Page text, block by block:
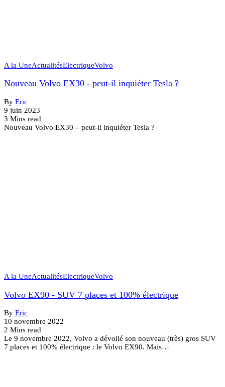
A la UneActualitésElectriqueVolvo
Nouveau Volvo EX30 - peut-il inquiéter Tesla ?
By Eric
9 juin 2023
3 Mins read
Nouveau Volvo EX30 – peut-il inquiéter Tesla ?
A la UneActualitésElectriqueVolvo
Volvo EX90 - SUV 7 places et 100% électrique
By Eric
10 novembre 2022
2 Mins read
Le 9 novembre 2022, Volvo a dévoilé son nouveau (très) gros SUV
7 places et 100% électrique : le Volvo EX90. Mais…